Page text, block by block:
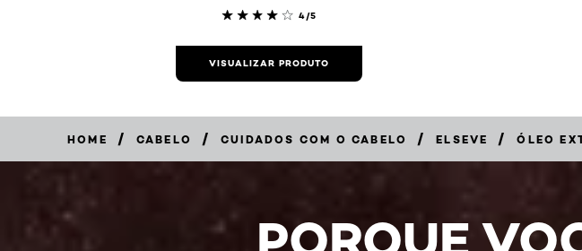
4/5
VISUALIZAR PRODUTO
HOME / CABELO / CUIDADOS COM O CABELO / ELSEVE / ÓLEO